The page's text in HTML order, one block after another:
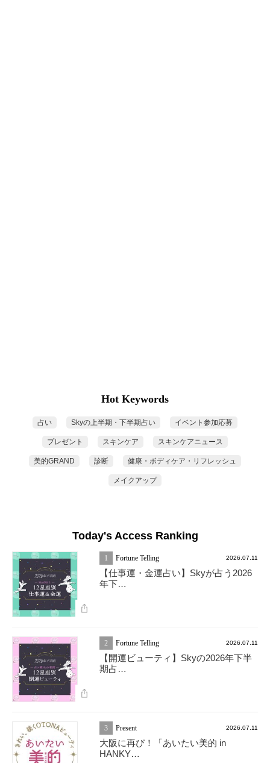
Hot Keywords
占い Skyの上半期・下半期占い イベント参加応募
プレゼント スキンケア スキンケアニュース
美的GRAND 診断 健康・ボディケア・リフレッシュ
メイクアップ
Today's Access Ranking
1 Fortune Telling 2026.07.11
【仕事運・金運占い】Skyが占う2026
年下…
2 Fortune Telling 2026.07.11
【開運ビューティ】Skyの2026年下半
期占…
3 Present 2026.07.11
大阪に再び！「あいたい美的 in
HANKY…